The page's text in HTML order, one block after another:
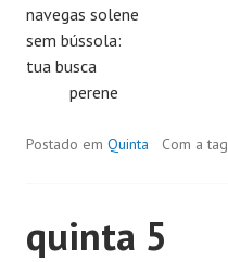
navegas solene
sem bússola:
tua busca
perene
Postado em Quinta Com a tag
quinta 5